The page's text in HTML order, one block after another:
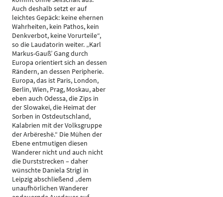
Auch deshalb setzt er auf
leichtes Gepäck: keine ehernen
Wahrheiten, kein Pathos, kein
Denkverbot, keine Vorurteile“,
so die Laudatorin weiter. „Karl
Markus-Gauß’ Gang durch
Europa orientiert sich an dessen
Rändern, an dessen Peripherie.
Europa, das ist Paris, London,
Berlin, Wien, Prag, Moskau, aber
eben auch Odessa, die Zips in
der Slowakei, die Heimat der
Sorben in Ostdeutschland,
Kalabrien mit der Volksgruppe
der Arbëreshë.“ Die Mühen der
Ebene entmutigen diesen
Wanderer nicht und auch nicht
die Durststrecken – daher
wünschte Daniela Strigl in
Leipzig abschließend „dem
unaufhörlichen Wanderer